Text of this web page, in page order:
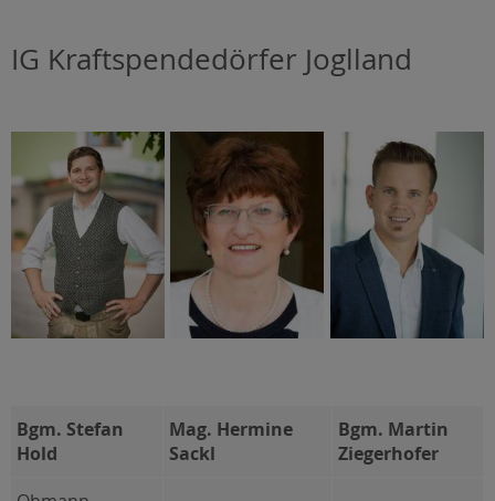
IG Kraftspendedörfer Joglland
Bgm. Stefan
Hold
Mag. Hermine
Sackl
Bgm. Martin
Ziegerhofer